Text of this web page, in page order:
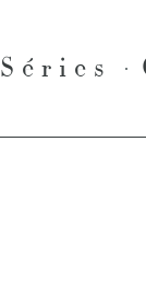
Séries